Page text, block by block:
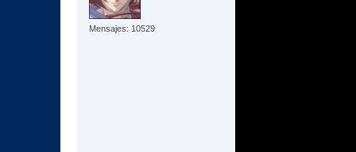
Mensajes: 10529